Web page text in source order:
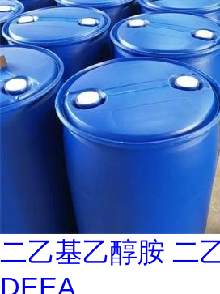
二乙基乙醇胺 二
DEEA